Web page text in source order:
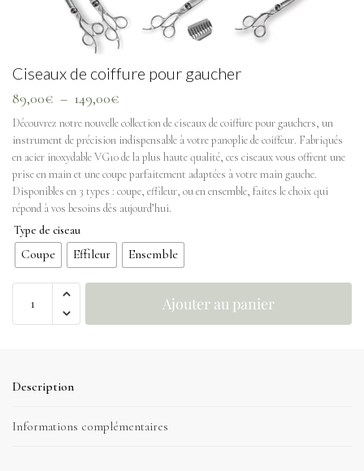
Ciseaux de coiffure pour gaucher
89,00€ – 149,00€
Découvrez notre nouvelle collection de ciseaux de coiffure pour gauchers, un
instrument de précision indispensable à votre panoplie de coiffeur. Fabriqués
en acier inoxydable VG10 de la plus haute qualité, ces ciseaux vous offrent une
prise en main et une coupe parfaitement adaptées à votre main gauche.
Disponibles en 3 types : coupe, effileur, ou en ensemble, faites le choix qui
répond à vos besoins dès aujourd’hui.
Type de ciseau
Coupe Effileur Ensemble
Ajouter au panier
Description
Informations complémentaires